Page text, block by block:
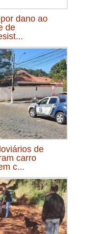
dano ao
de
de
carro
c...